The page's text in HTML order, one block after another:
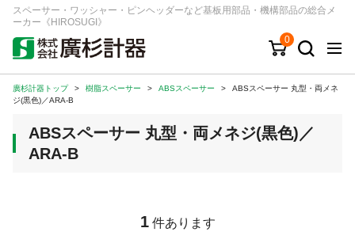
スペーサー・ワッシャー・ピンヘッダーなど基板用部品・機構部品の総合メ
ーカー《HIROSUGI》
0
キーワード 品番/シリーズ
商品カテゴリから探す
ジャンルから探す
廣杉計器トップ > 樹脂スペーサー > ABSスペーサー >
ABSスペーサー 丸型・両メネ
ジ(黒色)／ARA-B
ABSスペーサー 丸型・両メネジ(黒色)／
ARA-B
1 件あります